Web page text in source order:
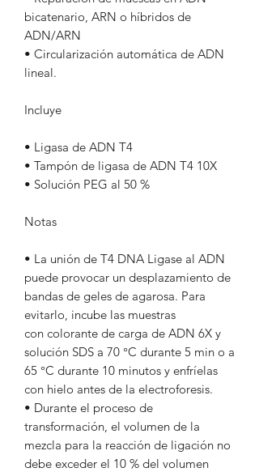
bicatenario, ARN o híbridos de
ADN/ARN
• Circularización automática de ADN
lineal.
Incluye
• Ligasa de ADN T4
• Tampón de ligasa de ADN T4 10X
• Solución PEG al 50 %
Notas
• La unión de T4 DNA Ligase al ADN
puede provocar un desplazamiento de
bandas de geles de agarosa. Para
evitarlo, incube las muestras
con colorante de carga de ADN 6X y
solución SDS a 70 °C durante 5 min o a
65 °C durante 10 minutos y enfríelas
con hielo antes de la electroforesis.
• Durante el proceso de
transformación, el volumen de la
mezcla para la reacción de ligación no
debe exceder el 10 % del volumen